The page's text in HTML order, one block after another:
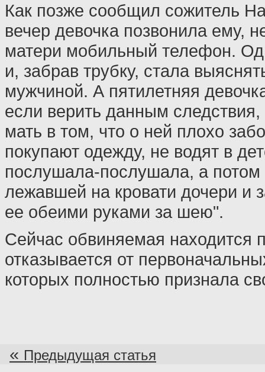
Как позже сообщил сожитель
вечер девочка позвонила ему,
матери мобильный телефон.
и, забрав трубку, стала
мужчиной. А пятилетняя
если верить данным следствия,
мать в том, что о ней плохо
покупают одежду, не водят в
послушала-послушала, а
лежавшей на кровати дочери и
ее обеими руками за шею".
Сейчас обвиняемая находится
отказывается от
которых полностью признала
« Предыдущая статья